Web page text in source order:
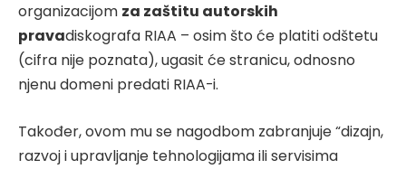
organizacijom za zaštitu autorskih
pravadiskografa RIAA – osim što će platiti odštetu
(cifra nije poznata), ugasit će stranicu, odnosno
njenu domeni predati RIAA-i.
Također, ovom mu se nagodbom zabranjuje “dizajn,
razvoj i upravljanje tehnologijama ili servisima